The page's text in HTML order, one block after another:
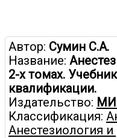
Автор: Сумин С.А.
Название:
2-х томах.
квалификации.
Издательство:
Классификация:
Анестезиология